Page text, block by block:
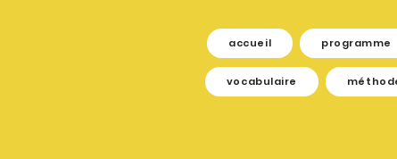
accueil programme
vocabulaire